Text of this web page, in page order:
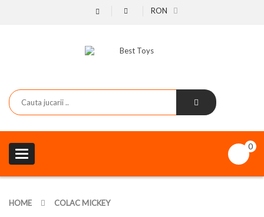
RON
Toggle
navigation
0
HOME COLAC MICKEY